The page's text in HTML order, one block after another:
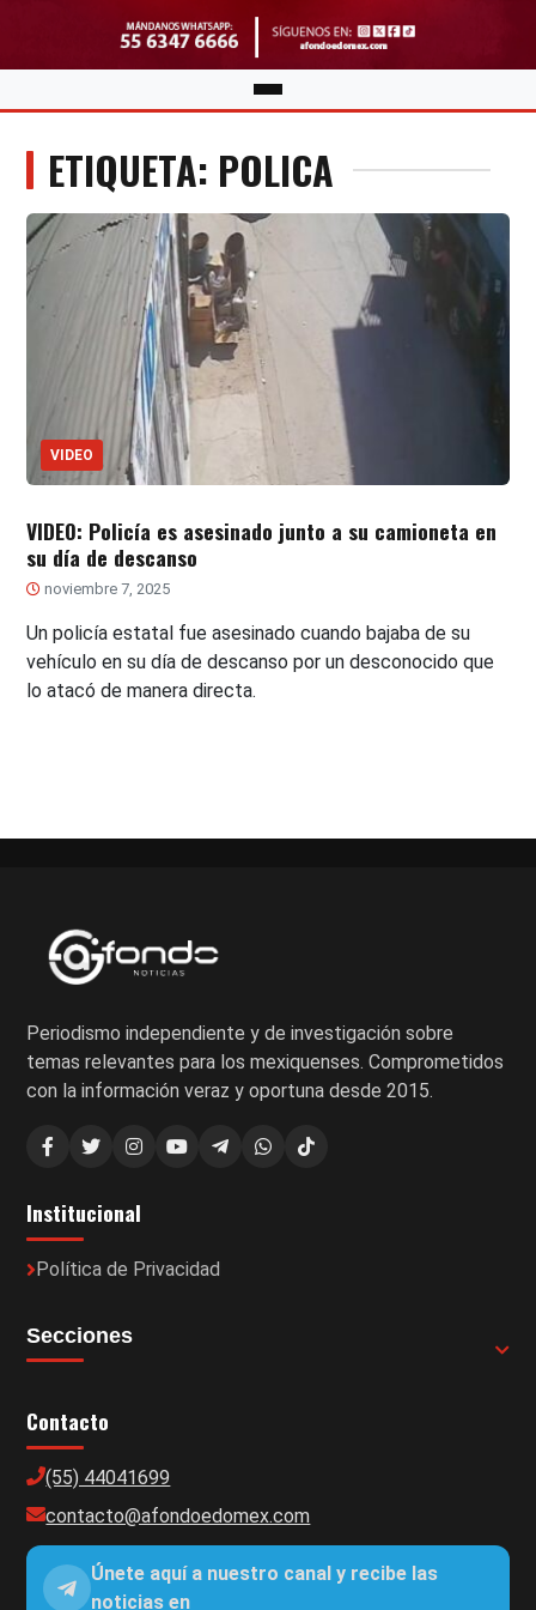
ETIQUETA: POLICA
VIDEO
VIDEO: Policía es asesinado junto a su camioneta en
su día de descanso
noviembre 7, 2025
Un policía estatal fue asesinado cuando bajaba de su
vehículo en su día de descanso por un desconocido que
lo atacó de manera directa.
Periodismo independiente y de investigación sobre
temas relevantes para los mexiquenses. Comprometidos
con la información veraz y oportuna desde 2015.
Institucional
Política de Privacidad
Secciones
Contacto
(55) 44041699
contacto@afondoedomex.com
Únete aquí a nuestro canal y recibe las
noticias en